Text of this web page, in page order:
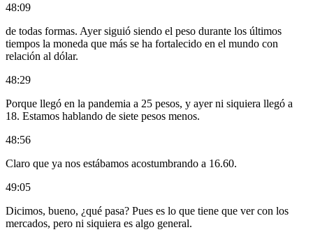
48:09
de todas formas. Ayer siguió siendo el peso durante los últimos
tiempos la moneda que más se ha fortalecido en el mundo con
relación al dólar.
48:29
Porque llegó en la pandemia a 25 pesos, y ayer ni siquiera llegó a
18. Estamos hablando de siete pesos menos.
48:56
Claro que ya nos estábamos acostumbrando a 16.60.
49:05
Dicimos, bueno, ¿qué pasa? Pues es lo que tiene que ver con los
mercados, pero ni siquiera es algo general.